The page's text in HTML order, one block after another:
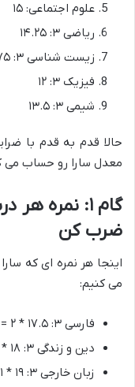
علوم اجتماعی: ۱۵
ریاضی ۳: ۱۴.۲۵
زیست شناسی ۳: ۱۶.۷۵
فیزیک ۳: ۱۲
شیمی ۳: ۱۳.۵
حالا قدم به قدم با
معدل سارا رو حساب می
گام ۱: نمره
ضرب کن
اینجا هر نمره ای که
می کنیم:
فارسی ۳: ۱۷.۵ * ۲ = ۳۵
دین و زندگی ۳: ۱۸ * ۲ = ۳۶
زبان خارجی ۳: ۱۹ * ۱ = ۱۹